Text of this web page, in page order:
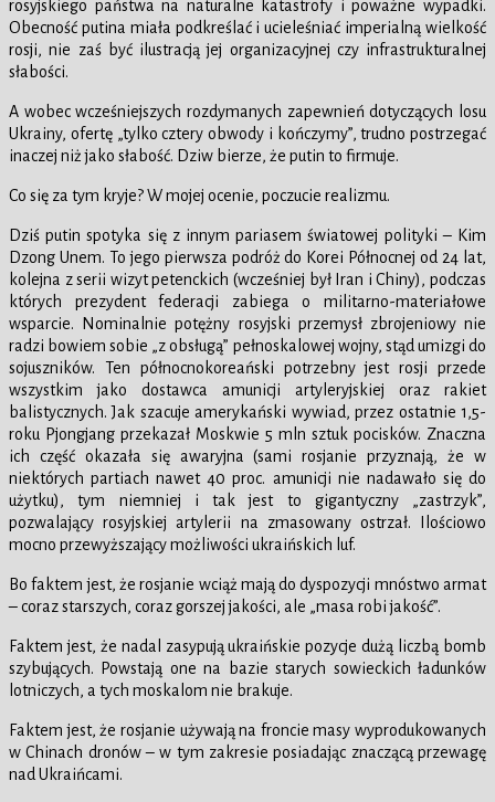
rosyjskiego państwa na naturalne katastrofy i poważne wypadki.
Obecność putina miała podkreślać i ucieleśniać imperialną wielkość
rosji, nie zaś być ilustracją jej organizacyjnej czy infrastrukturalnej
słabości.
A wobec wcześniejszych rozdymanych zapewnień dotyczących losu
Ukrainy, ofertę „tylko cztery obwody i kończymy”, trudno postrzegać
inaczej niż jako słabość. Dziw bierze, że putin to firmuje.
Co się za tym kryje? W mojej ocenie, poczucie realizmu.
Dziś putin spotyka się z innym pariasem światowej polityki – Kim
Dzong Unem. To jego pierwsza podróż do Korei Północnej od 24 lat,
kolejna z serii wizyt petenckich (wcześniej był Iran i Chiny), podczas
których prezydent federacji zabiega o militarno-materiałowe
wsparcie. Nominalnie potężny rosyjski przemysł zbrojeniowy nie
radzi bowiem sobie „z obsługą” pełnoskalowej wojny, stąd umizgi do
sojuszników. Ten północnokoreański potrzebny jest rosji przede
wszystkim jako dostawca amunicji artyleryjskiej oraz rakiet
balistycznych. Jak szacuje amerykański wywiad, przez ostatnie 1,5-
roku Pjongjang przekazał Moskwie 5 mln sztuk pocisków. Znaczna
ich część okazała się awaryjna (sami rosjanie przyznają, że w
niektórych partiach nawet 40 proc. amunicji nie nadawało się do
użytku), tym niemniej i tak jest to gigantyczny „zastrzyk”,
pozwalający rosyjskiej artylerii na zmasowany ostrzał. Ilościowo
mocno przewyższający możliwości ukraińskich luf.
Bo faktem jest, że rosjanie wciąż mają do dyspozycji mnóstwo armat
– coraz starszych, coraz gorszej jakości, ale „masa robi jakość”.
Faktem jest, że nadal zasypują ukraińskie pozycje dużą liczbą bomb
szybujących. Powstają one na bazie starych sowieckich ładunków
lotniczych, a tych moskalom nie brakuje.
Faktem jest, że rosjanie używają na froncie masy wyprodukowanych
w Chinach dronów – w tym zakresie posiadając znaczącą przewagę
nad Ukraińcami.